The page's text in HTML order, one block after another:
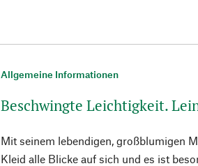
Allgemeine Informationen
Beschwingte Leichtigkeit.
Mit seinem lebendigen, großblumigen
Kleid alle Blicke auf sich und es ist